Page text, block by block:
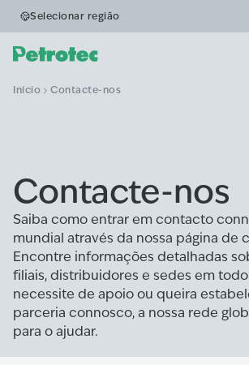
Selecionar região
Início Contacte-nos
Contacte-nos
Saiba como entrar em contacto
mundial através da nossa página de
Encontre informações detalhadas
filiais, distribuidores e sedes em
necessite de apoio ou queira
parceria connosco, a nossa rede
para o ajudar.